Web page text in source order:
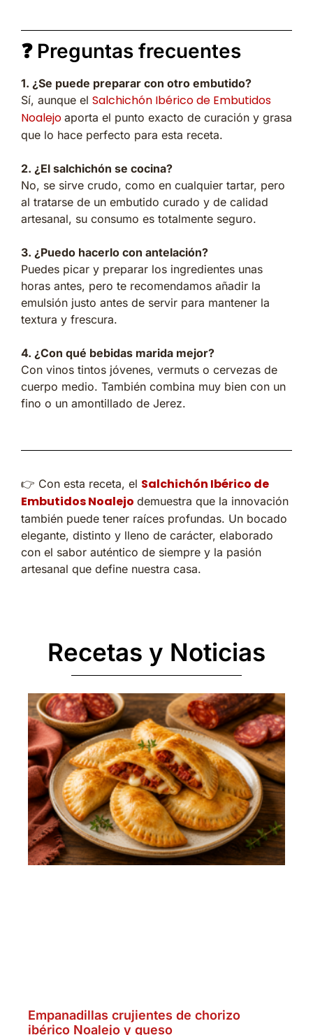
❓ Preguntas frecuentes
1. ¿Se puede preparar con otro embutido?
Sí, aunque el Salchichón Ibérico de Embutidos
Noalejo aporta el punto exacto de curación y grasa
que lo hace perfecto para esta receta.
2. ¿El salchichón se cocina?
No, se sirve crudo, como en cualquier tartar, pero
al tratarse de un embutido curado y de calidad
artesanal, su consumo es totalmente seguro.
3. ¿Puedo hacerlo con antelación?
Puedes picar y preparar los ingredientes unas
horas antes, pero te recomendamos añadir la
emulsión justo antes de servir para mantener la
textura y frescura.
4. ¿Con qué bebidas marida mejor?
Con vinos tintos jóvenes, vermuts o cervezas de
cuerpo medio. También combina muy bien con un
fino o un amontillado de Jerez.
👉 Con esta receta, el Salchichón Ibérico de
Embutidos Noalejo demuestra que la innovación
también puede tener raíces profundas. Un bocado
elegante, distinto y lleno de carácter, elaborado
con el sabor auténtico de siempre y la pasión
artesanal que define nuestra casa.
Recetas y Noticias
Empanadillas crujientes de chorizo
ibérico Noalejo y queso